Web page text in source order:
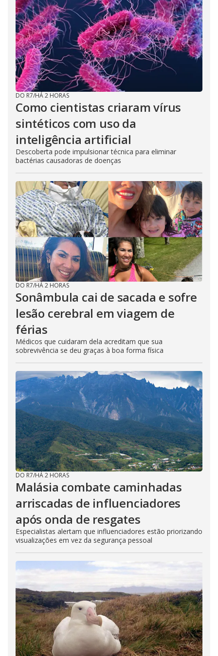
d
e
o
DO R7/HÁ 2 HORAS
Como cientistas criaram vírus
sintéticos com uso da
inteligência artificial
Descoberta pode impulsionar técnica para eliminar
bactérias causadoras de doenças
DO R7/HÁ 2 HORAS
Sonâmbula cai de sacada e sofre
lesão cerebral em viagem de
férias
Médicos que cuidaram dela acreditam que sua
sobrevivência se deu graças à boa forma física
DO R7/HÁ 2 HORAS
Malásia combate caminhadas
arriscadas de influenciadores
após onda de resgates
Especialistas alertam que influenciadores estão priorizando
visualizações em vez da segurança pessoal